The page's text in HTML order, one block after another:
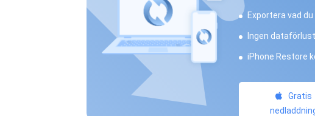
Exportera vad
Ingen
iPhone Restore
Gratis